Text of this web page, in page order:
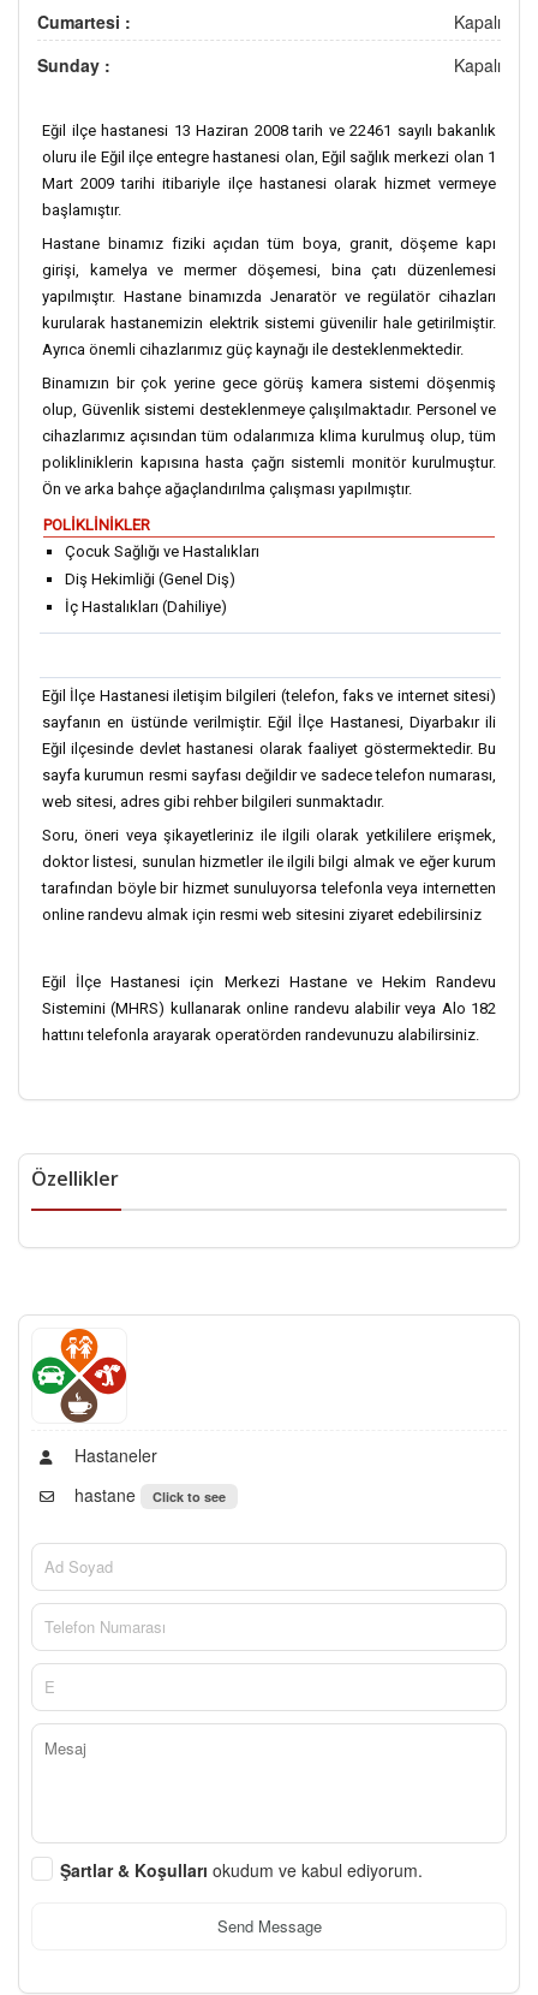
Cumartesi :
Kapalı
Sunday :
Kapalı
Eğil ilçe hastanesi 13 Haziran 2008 tarih ve 22461 sayılı bakanlık
oluru ile Eğil ilçe entegre hastanesi olan, Eğil sağlık merkezi olan 1
Mart 2009 tarihi itibariyle ilçe hastanesi olarak hizmet vermeye
başlamıştır.
Hastane binamız fiziki açıdan tüm boya, granit, döşeme kapı
girişi, kamelya ve mermer döşemesi, bina çatı düzenlemesi
yapılmıştır. Hastane binamızda Jenaratör ve regülatör cihazları
kurularak hastanemizin elektrik sistemi güvenilir hale getirilmiştir.
Ayrıca önemli cihazlarımız güç kaynağı ile desteklenmektedir.
Binamızın bir çok yerine gece görüş kamera sistemi döşenmiş
olup, Güvenlik sistemi desteklenmeye çalışılmaktadır. Personel ve
cihazlarımız açısından tüm odalarımıza klima kurulmuş olup, tüm
polikliniklerin kapısına hasta çağrı sistemli monitör kurulmuştur.
Ön ve arka bahçe ağaçlandırılma çalışması yapılmıştır.
POLİKLİNİKLER
Çocuk Sağlığı ve Hastalıkları
Diş Hekimliği (Genel Diş)
İç Hastalıkları (Dahiliye)
Eğil İlçe Hastanesi iletişim bilgileri (telefon, faks ve internet sitesi)
sayfanın en üstünde verilmiştir. Eğil İlçe Hastanesi, Diyarbakır ili
Eğil ilçesinde devlet hastanesi olarak faaliyet göstermektedir. Bu
sayfa kurumun resmi sayfası değildir ve sadece telefon numarası,
web sitesi, adres gibi rehber bilgileri sunmaktadır.
Soru, öneri veya şikayetleriniz ile ilgili olarak yetkililere erişmek,
doktor listesi, sunulan hizmetler ile ilgili bilgi almak ve eğer kurum
tarafından böyle bir hizmet sunuluyorsa telefonla veya internetten
online randevu almak için resmi web sitesini ziyaret edebilirsiniz
Eğil İlçe Hastanesi için Merkezi Hastane ve Hekim Randevu
Sistemini (MHRS) kullanarak online randevu alabilir veya Alo 182
hattını telefonla arayarak operatörden randevunuzu alabilirsiniz.
Özellikler
Hastaneler
hastane
Click to see
Şartlar & Koşulları okudum ve kabul ediyorum.
Send Message